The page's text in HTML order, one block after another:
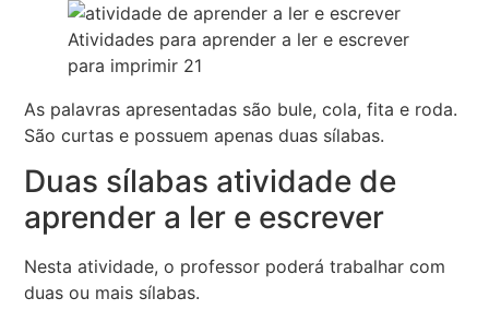
Atividades para aprender a ler e escrever
para imprimir 21
As palavras apresentadas são bule, cola, fita e roda.
São curtas e possuem apenas duas sílabas.
Duas sílabas atividade de
aprender a ler e escrever
Nesta atividade, o professor poderá trabalhar com
duas ou mais sílabas.